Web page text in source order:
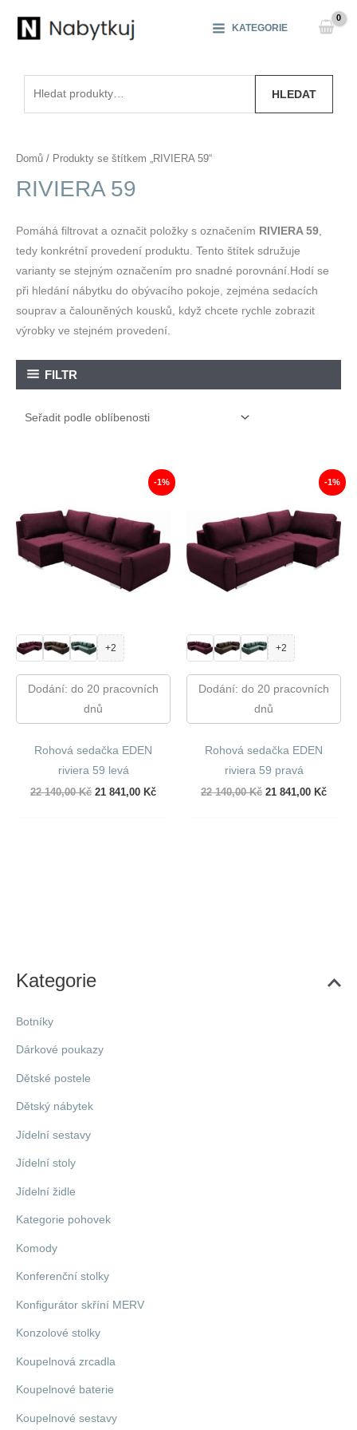
KATEGORIE
HLEDAT
Kategorie
Botníky
Dárkové poukazy
Dětské postele
Dětský nábytek
Jídelní sestavy
Jídelní stoly
Jídelní židle
Kategorie pohovek
Komody
Konferenční stolky
Konfigurátor skříní MERV
Konzolové stolky
Koupelnová zrcadla
Koupelnové baterie
Koupelnové sestavy
Domů / Produkty se štítkem „RIVIERA 59“
RIVIERA 59
Pomáhá filtrovat a označit položky s označením RIVIERA 59
tedy konkrétní provedení produktu. Tento štítek sdružuje
varianty se stejným označením pro snadné porovnání.Hodí se
při hledání nábytku do obývacího pokoje, zejména sedacích
souprav a čalouněných kousků, když chcete rychle zobrazit
výrobky ve stejném provedení.
FILTR
-1%
+2
Dodání: do 20 pracovních
dnů
Rohová sedačka EDEN
riviera 59 levá
22 140,00Kč Původní
21 841,00 KčAktuální
-1%
+2
Dodání: do 20 pracovních
dnů
Rohová sedačka EDEN
riviera 59 pravá
22 140,00Kč Původní
21 841,00 Kč